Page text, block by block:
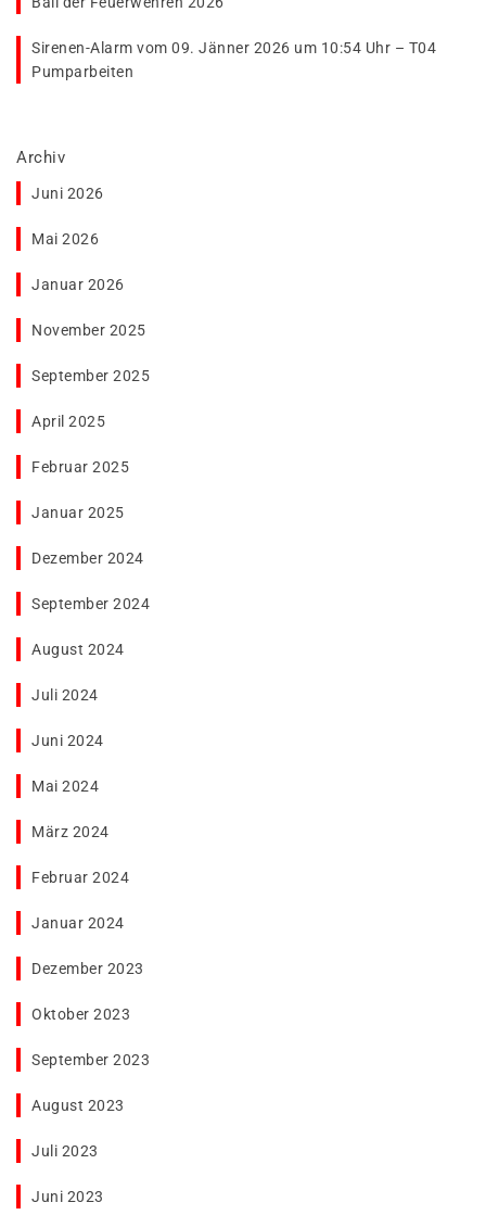
Sirenen-Alarm vom 09. Jänner 2026 um 10:54 Uhr – T04
Pumparbeiten
Archiv
Juni 2026
Mai 2026
Januar 2026
November 2025
September 2025
April 2025
Februar 2025
Januar 2025
Dezember 2024
September 2024
August 2024
Juli 2024
Juni 2024
Mai 2024
März 2024
Februar 2024
Januar 2024
Dezember 2023
Oktober 2023
September 2023
August 2023
Juli 2023
Juni 2023